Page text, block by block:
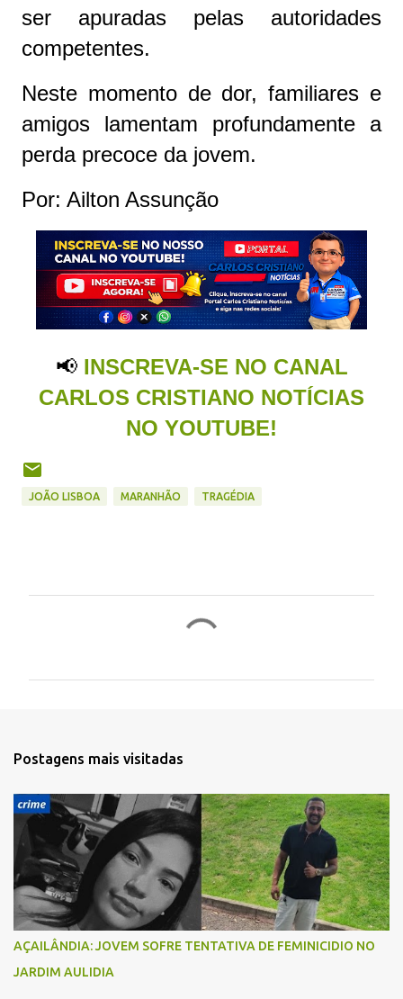
ser apuradas pelas autoridades
competentes.
Neste momento de dor, familiares e
amigos lamentam profundamente a
perda precoce da jovem.
Por: Ailton Assunção
📢 INSCREVA-SE NO CANAL
CARLOS CRISTIANO NOTÍCIAS
NO YOUTUBE!
JOÃO LISBOA MARANHÃO TRAGÉDIA
r
Postagens mais visitadas
AÇAILÂNDIA: JOVEM SOFRE TENTATIVA DE FEMINICIDIO NO
JARDIM AULIDIA